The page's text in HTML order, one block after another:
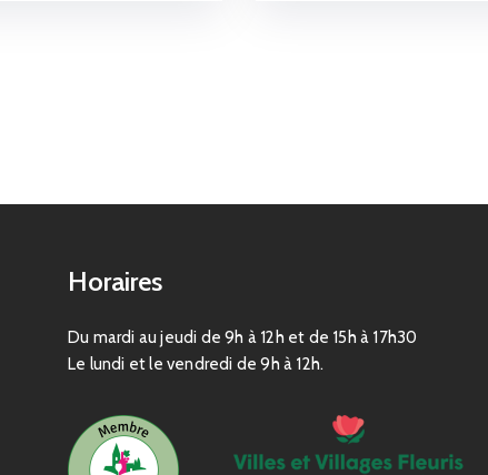
Horaires
Du mardi au jeudi de 9h à 12h et de 15h à 17h30
Le lundi et le vendredi de 9h à 12h.